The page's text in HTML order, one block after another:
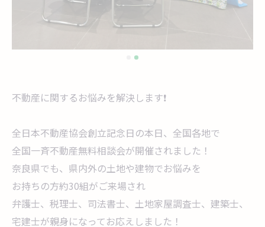
不動産に関するお悩みを解決します❗
全日本不動産協会創立記念日の本日、全国各地で
全国一斉不動産無料相談会が開催されました！
奈良県でも、県内外の土地や建物でお悩みを
お持ちの方約30組がご来場され
弁護士、税理士、司法書士、土地家屋調査士、建築士、
宅建士が親身になってお応えしました！